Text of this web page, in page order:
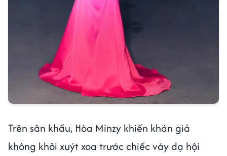
Trên sân khấu, Hòa Minzy khiến khán giả
không khỏi xuýt xoa trước chiếc váy dạ hội